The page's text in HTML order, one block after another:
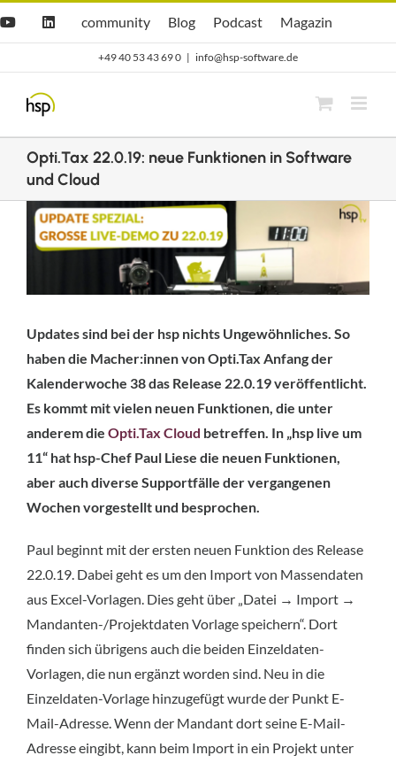
YouTubeLinkedIn
Hsp
community
community
hsp
Blog
Blog Opti.Cast
Podcast Opti.Mag
Magazin
+49 40 53 43 69 0 | info@hsp-software.de
Opti.Tax 22.0.19: neue Funktionen in Software
und Cloud
Zeige
grösseres
Updates sind bei der hsp nichts Ungewöhnliches. So
haben die Macher:innen von Opti.Tax Anfang der
Kalenderwoche 38 das Release 22.0.19 veröffentlicht.
Es kommt mit vielen neuen Funktionen, die unter
anderem die Opti.Tax Cloud betreffen. In „hsp live um
11“ hat hsp-Chef Paul Liese die neuen Funktionen,
aber auch diverse Supportfälle der vergangenen
Wochen vorgestellt und besprochen.
Paul beginnt mit der ersten neuen Funktion des Release
22.0.19. Dabei geht es um den Import von Massendaten
aus Excel-Vorlagen. Dies geht über „Datei → Import →
Mandanten-/Projektdaten Vorlage speichern“. Dort
finden sich übrigens auch die beiden Einzeldaten-
Vorlagen, die nun ergänzt worden sind. Neu in die
Einzeldaten-Vorlage hinzugefügt wurde der Punkt E-
Mail-Adresse. Wenn der Mandant dort seine E-Mail-
Adresse eingibt, kann beim Import in ein Projekt unter